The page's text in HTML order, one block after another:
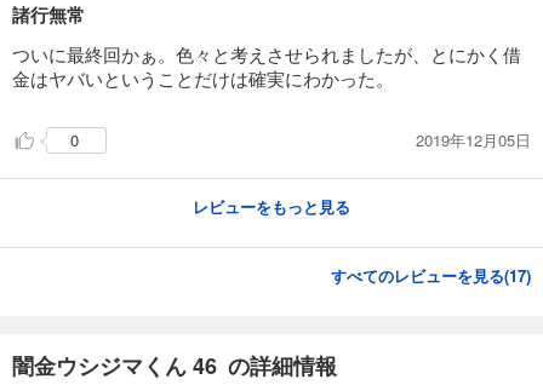
諸行無常
ついに最終回かぁ。色々と考えさせられましたが、とにかく借
金はヤバいということだけは確実にわかった。
0 2019年12月05日
レビューをもっと見る
すべてのレビューを見る(17)
闇金ウシジマくん 46 の詳細情報